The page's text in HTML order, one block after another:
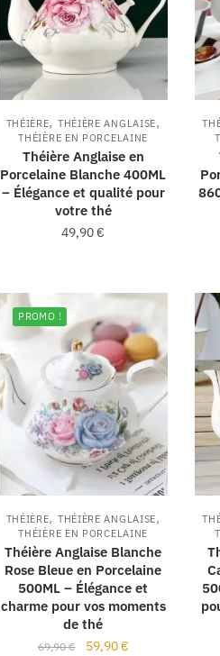
THÉIÈRE, THÉIÈRE ANGLAISE,
THÉIÈRE EN PORCELAINE
Théière Anglaise en
Porcelaine Blanche 400ML
– Élégance et qualité pour
votre thé
49,90€
PROMO !
THÉIÈRE, THÉIÈRE ANGLAISE,
THÉIÈRE EN PORCELAINE
Théière Anglaise Blanche
Rose Bleue en Porcelaine
500ML – Élégance et
charme pour vos moments
de thé
69,90€ 59,90€